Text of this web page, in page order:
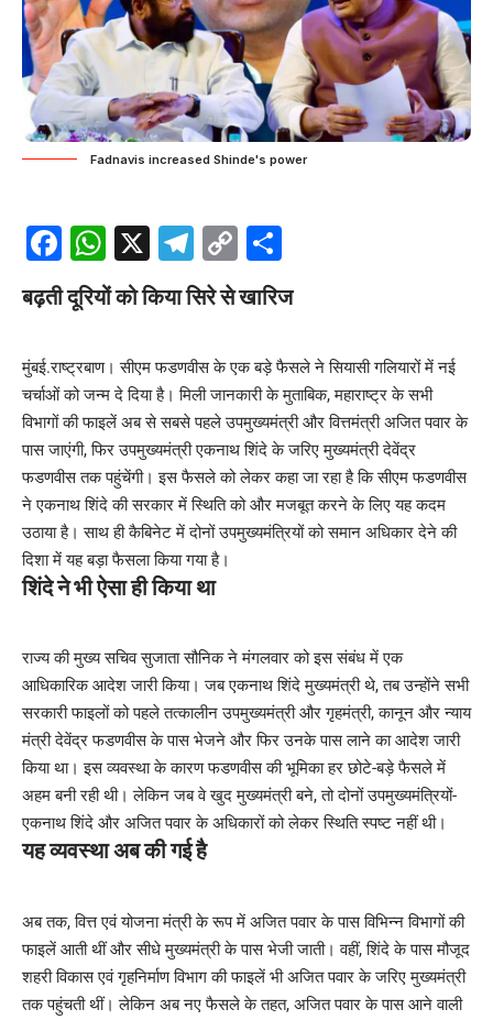
Fadnavis increased Shinde's power
Facebook
WhatsApp
X Telegram
Copy
Link
बढ़ती दूरियों को किया सिरे से खारिज
मुंबई.राष्ट्रबाण। सीएम फडणवीस के एक बड़े फैसले ने सियासी गलियारों में नई
चर्चाओं को जन्म दे दिया है। मिली जानकारी के मुताबिक, महाराष्ट्र के सभी
विभागों की फाइलें अब से सबसे पहले उपमुख्यमंत्री और वित्तमंत्री अजित पवार के
पास जाएंगी, फिर उपमुख्यमंत्री एकनाथ शिंदे के जरिए मुख्यमंत्री देवेंद्र
फडणवीस तक पहुंचेंगी। इस फैसले को लेकर कहा जा रहा है कि सीएम फडणवीस
ने एकनाथ शिंदे की सरकार में स्थिति को और मजबूत करने के लिए यह कदम
उठाया है। साथ ही कैबिनेट में दोनों उपमुख्यमंत्रियों को समान अधिकार देने की
दिशा में यह बड़ा फैसला किया गया है।
शिंदे ने भी ऐसा ही किया था
राज्य की मुख्य सचिव सुजाता सौनिक ने मंगलवार को इस संबंध में एक
आधिकारिक आदेश जारी किया। जब एकनाथ शिंदे मुख्यमंत्री थे, तब उन्होंने सभी
सरकारी फाइलों को पहले तत्कालीन उपमुख्यमंत्री और गृहमंत्री, कानून और न्याय
मंत्री देवेंद्र फडणवीस के पास भेजने और फिर उनके पास लाने का आदेश जारी
किया था। इस व्यवस्था के कारण फडणवीस की भूमिका हर छोटे-बड़े फैसले में
अहम बनी रही थी। लेकिन जब वे खुद मुख्यमंत्री बने, तो दोनों उपमुख्यमंत्रियों-
एकनाथ शिंदे और अजित पवार के अधिकारों को लेकर स्थिति स्पष्ट नहीं थी।
यह व्यवस्था अब की गई है
अब तक, वित्त एवं योजना मंत्री के रूप में अजित पवार के पास विभिन्न विभागों की
फाइलें आती थीं और सीधे मुख्यमंत्री के पास भेजी जाती। वहीं, शिंदे के पास मौजूद
शहरी विकास एवं गृहनिर्माण विभाग की फाइलें भी अजित पवार के जरिए मुख्यमंत्री
तक पहुंचती थीं। लेकिन अब नए फैसले के तहत, अजित पवार के पास आने वाली